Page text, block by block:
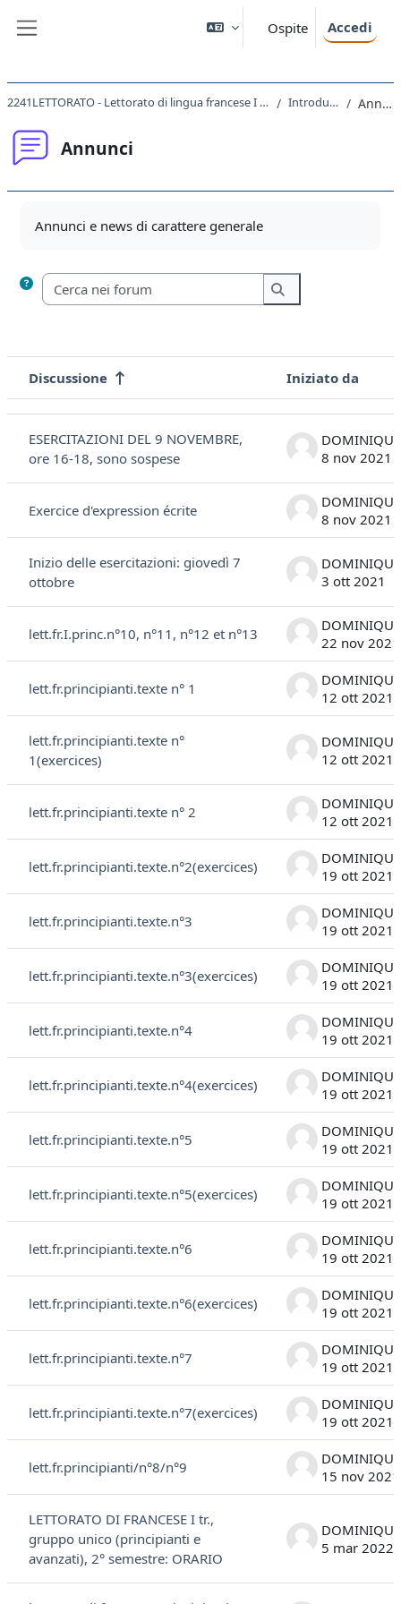
Ospite Accedi
2241LETTORATO - Lettorato di lingua francese I principianti 2021 Introduzione Annunci
Annunci
Annunci e news di carattere generale
Cerca nei forum
Cerca nei forum
Stato
Discussione Iniziato da
ESERCITAZIONI DEL 9 NOVEMBRE,
ore 16-18, sono sospese
8 nov 2021
Exercice d'expression écrite 8 nov 2021
Inizio delle esercitazioni: giovedì 7
ottobre
3 ott 2021
lett.fr.I.princ.n°10, n°11, n°12 et n°13 22 nov 2021
lett.fr.principianti.texte n° 1 12 ott 2021
lett.fr.principianti.texte n°
1(exercices)
12 ott 2021
lett.fr.principianti.texte n° 2 12 ott 2021
lett.fr.principianti.texte.n°2(exercices) 19 ott 2021
lett.fr.principianti.texte.n°3 19 ott 2021
lett.fr.principianti.texte.n°3(exercices) 19 ott 2021
lett.fr.principianti.texte.n°4 19 ott 2021
lett.fr.principianti.texte.n°4(exercices) 19 ott 2021
lett.fr.principianti.texte.n°5 19 ott 2021
lett.fr.principianti.texte.n°5(exercices) 19 ott 2021
lett.fr.principianti.texte.n°6 19 ott 2021
lett.fr.principianti.texte.n°6(exercices) 19 ott 2021
lett.fr.principianti.texte.n°7 19 ott 2021
lett.fr.principianti.texte.n°7(exercices) 19 ott 2021
lett.fr.principianti/n°8/n°9 15 nov 2021
LETTORATO DI FRANCESE I tr.,
gruppo unico (principianti e
avanzati), 2° semestre: ORARIO
5 mar 2022